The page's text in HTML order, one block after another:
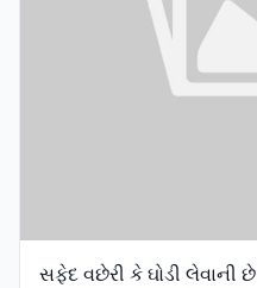
સફેદ વછેરી કે ઘોડી લેવાની છે